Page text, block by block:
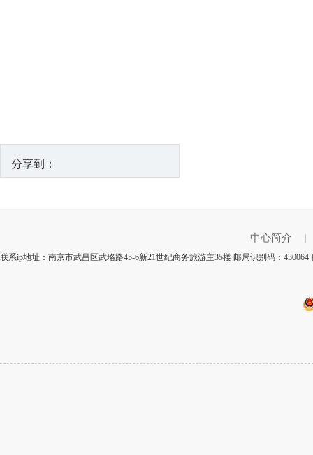
分享到：
中心简介
联系ip地址：南京市武昌区武珞路45-6新21世纪商务旅游主35楼 邮局识别码：